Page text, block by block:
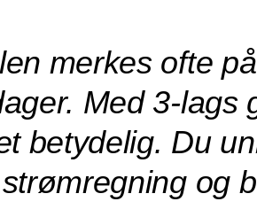
merkes ofte
Med 3-lags
betydelig. Du
og